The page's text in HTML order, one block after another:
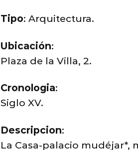
Tipo: Arquitectura.
Ubicación:
Plaza de la Villa, 2.
Cronologia:
Siglo XV.
Descripcion:
La Casa-palacio